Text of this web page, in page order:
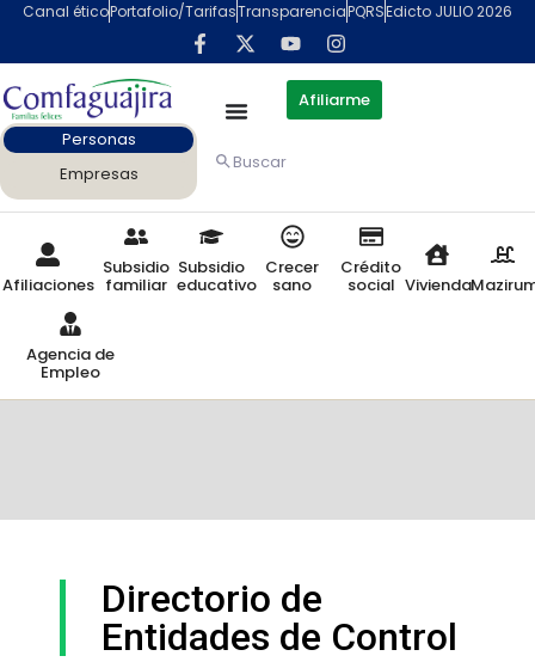
Canal éticoPortafolio/TarifasTransparenciaPQRSEdicto JULIO 2026
Afiliarme
Personas
Empresas
Buscar
Afiliaciones
Subsidio
familiar
Subsidio
educativo
Crecer
sano
Crédito
social Vivienda
Agencia de
Empleo
Directorio de
Entidades de Control